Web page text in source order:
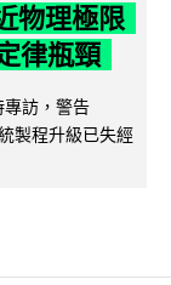
物理極限
律瓶頸
訪，警告
製程升級已失經